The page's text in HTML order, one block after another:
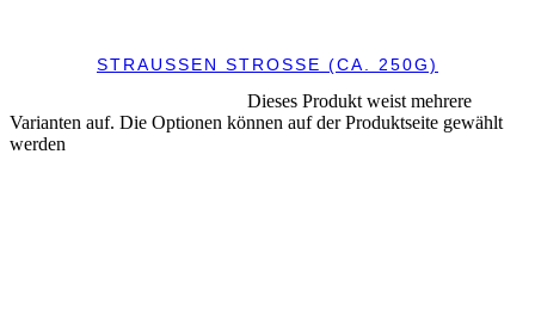
STRAUSSEN STROSSE (CA. 250G)
Dieses Produkt weist mehrere
Varianten auf. Die Optionen können auf der Produktseite gewählt
werden